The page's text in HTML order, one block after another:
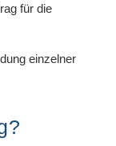
für die
einzelner